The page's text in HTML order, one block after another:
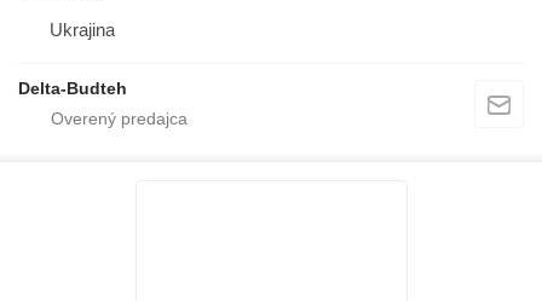
Ukrajina
Delta-Budteh